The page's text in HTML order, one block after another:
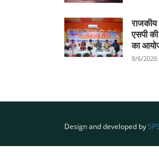
एसपी
का
8/6/2026
Design and developed by